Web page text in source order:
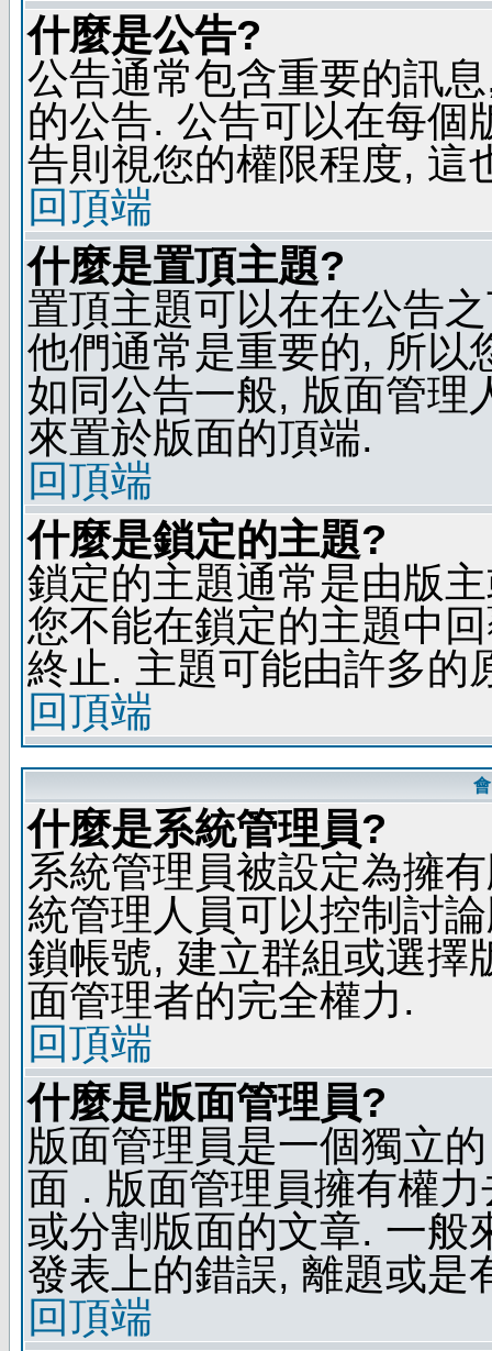
什麼是公告?
公告通常包含重要的訊
的公告. 公告可以在每個
告則視您的權限程度, 這
回頂端
什麼是置頂主題?
置頂主題可以在在公告
他們通常是重要的, 所以
如同公告一般, 版面管理
來置於版面的頂端.
回頂端
什麼是鎖定的主題?
鎖定的主題通常是由版
您不能在鎖定的主題中
終止. 主題可能由許多的
回頂端
什麼是系統管理員?
系統管理員被設定為擁
統管理人員可以控制討
鎖帳號, 建立群組或選擇
面管理者的完全權力.
回頂端
什麼是版面管理員?
版面管理員是一個獨立
面 . 版面管理員擁有權
或分割版面的文章. 一般
發表上的錯誤, 離題或是
回頂端